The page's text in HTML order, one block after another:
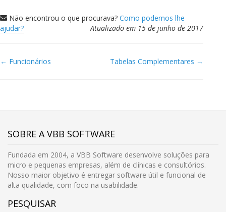
Não encontrou o que procurava? Como podemos lhe
ajudar?
Atualizado em 15 de junho de 2017
← Funcionários Tabelas Complementares →
SOBRE A VBB SOFTWARE
Fundada em 2004, a VBB Software desenvolve soluções para
micro e pequenas empresas, além de clínicas e consultórios.
Nosso maior objetivo é entregar software útil e funcional de
alta qualidade, com foco na usabilidade.
PESQUISAR